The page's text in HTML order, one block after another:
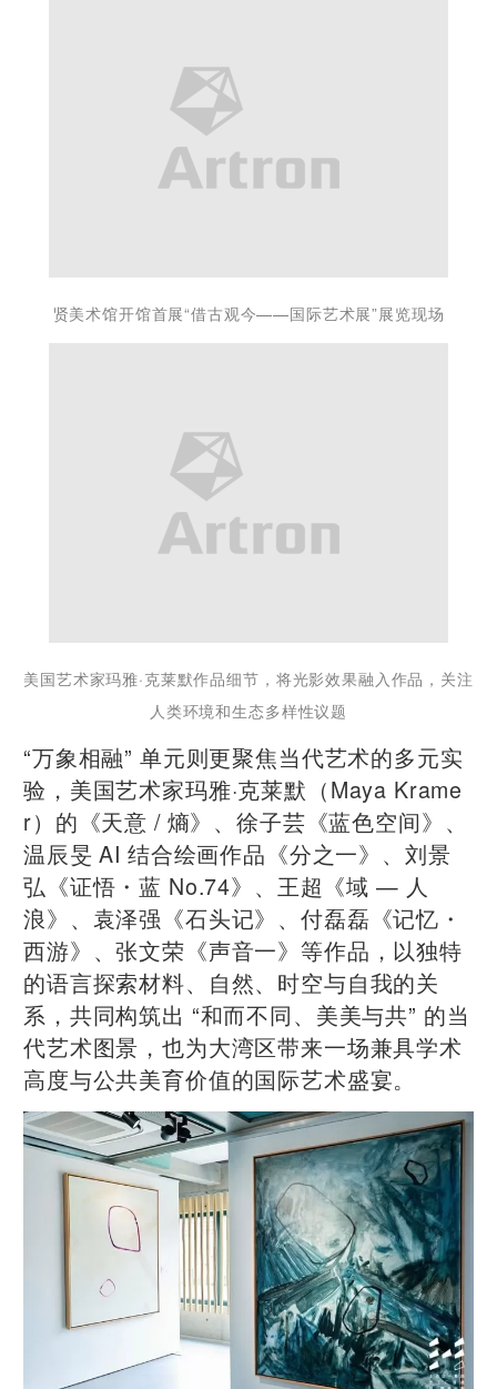
贤美术馆开馆首展“借古观今——国际艺术展”展览现场
美国艺术家玛雅·克莱默作品细节，将光影效果融入作品，关注
人类环境和生态多样性议题
“万象相融” 单元则更聚焦当代艺术的多元实
验，美国艺术家玛雅·克莱默（Maya Krame
r）的《天意 / 熵》、徐子芸《蓝色空间》、
温辰旻 AI 结合绘画作品《分之一》、刘景
弘《证悟・蓝 No.74》、王超《域 — 人
浪》、袁泽强《石头记》、付磊磊《记忆・
西游》、张文荣《声音一》等作品，以独特
的语言探索材料、自然、时空与自我的关
系，共同构筑出 “和而不同、美美与共” 的当
代艺术图景，也为大湾区带来一场兼具学术
高度与公共美育价值的国际艺术盛宴。